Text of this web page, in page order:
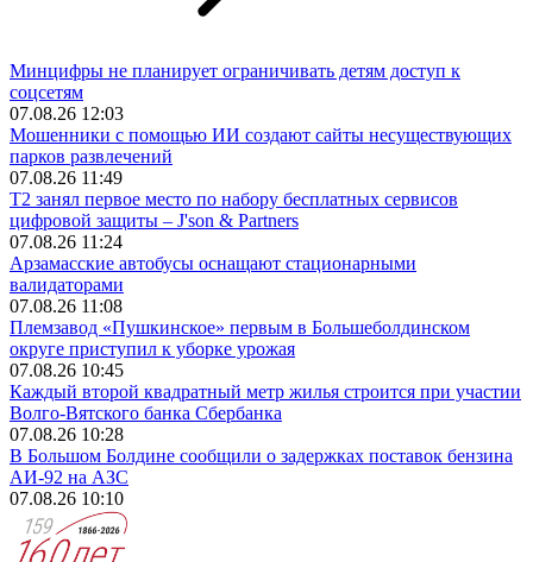
Минцифры не планирует ограничивать детям доступ к
соцсетям
07.08.26 12:03
Мошенники с помощью ИИ создают сайты несуществующих
парков развлечений
07.08.26 11:49
Т2 занял первое место по набору бесплатных сервисов
цифровой защиты – J'son & Partners
07.08.26 11:24
Арзамасские автобусы оснащают стационарными
валидаторами
07.08.26 11:08
Племзавод «Пушкинское» первым в Большеболдинском
округе приступил к уборке урожая
07.08.26 10:45
Каждый второй квадратный метр жилья строится при участии
Волго-Вятского банка Сбербанка
07.08.26 10:28
В Большом Болдине сообщили о задержках поставок бензина
АИ-92 на АЗС
07.08.26 10:10